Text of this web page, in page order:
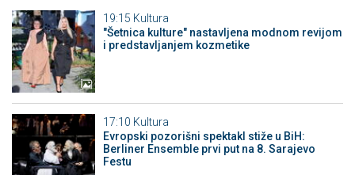
19:15 Kultura
"Šetnica kulture" nastavljena modnom revijom
i predstavljanjem kozmetike
17:10 Kultura
Evropski pozorišni spektakl stiže u BiH:
Berliner Ensemble prvi put na 8. Sarajevo
Festu